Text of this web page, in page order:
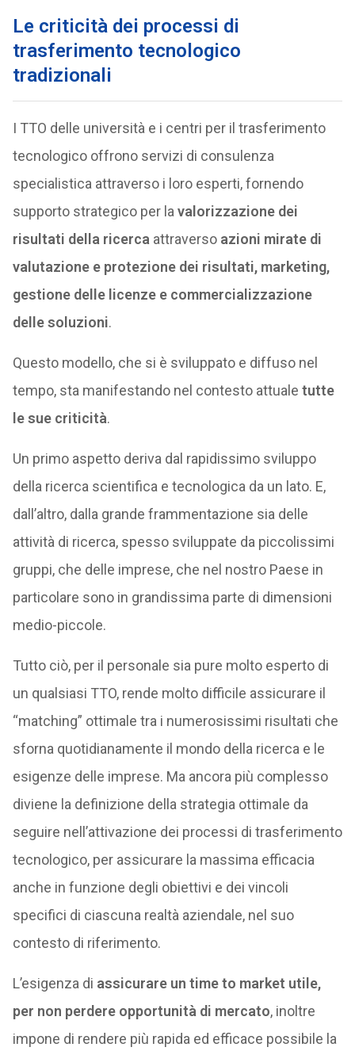
Le criticità dei processi di
trasferimento tecnologico
tradizionali
I TTO delle università e i centri per il trasferimento
tecnologico offrono servizi di consulenza
specialistica attraverso i loro esperti, fornendo
supporto strategico per la valorizzazione dei
risultati della ricerca attraverso azioni mirate di
valutazione e protezione dei risultati, marketing,
gestione delle licenze e commercializzazione
delle soluzioni.
Questo modello, che si è sviluppato e diffuso nel
tempo, sta manifestando nel contesto attuale tutte
le sue criticità.
Un primo aspetto deriva dal rapidissimo sviluppo
della ricerca scientifica e tecnologica da un lato. E,
dall’altro, dalla grande frammentazione sia delle
attività di ricerca, spesso sviluppate da piccolissimi
gruppi, che delle imprese, che nel nostro Paese in
particolare sono in grandissima parte di dimensioni
medio-piccole.
Tutto ciò, per il personale sia pure molto esperto di
un qualsiasi TTO, rende molto difficile assicurare il
“matching” ottimale tra i numerosissimi risultati che
sforna quotidianamente il mondo della ricerca e le
esigenze delle imprese. Ma ancora più complesso
diviene la definizione della strategia ottimale da
seguire nell’attivazione dei processi di trasferimento
tecnologico, per assicurare la massima efficacia
anche in funzione degli obiettivi e dei vincoli
specifici di ciascuna realtà aziendale, nel suo
contesto di riferimento.
L’esigenza di assicurare un time to market utile,
per non perdere opportunità di mercato, inoltre
impone di rendere più rapida ed efficace possibile la